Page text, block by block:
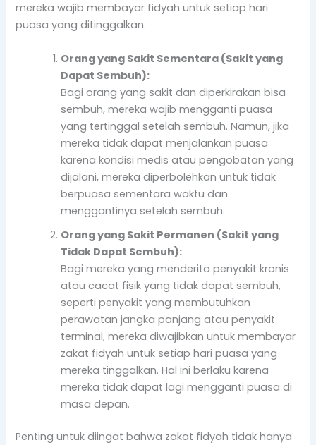
mereka wajib membayar fidyah untuk setiap hari
puasa yang ditinggalkan.
Orang yang Sakit Sementara (Sakit yang
Dapat Sembuh):
Bagi orang yang sakit dan diperkirakan bisa
sembuh, mereka wajib mengganti puasa
yang tertinggal setelah sembuh. Namun, jika
mereka tidak dapat menjalankan puasa
karena kondisi medis atau pengobatan yang
dijalani, mereka diperbolehkan untuk tidak
berpuasa sementara waktu dan
menggantinya setelah sembuh.
Orang yang Sakit Permanen (Sakit yang
Tidak Dapat Sembuh):
Bagi mereka yang menderita penyakit kronis
atau cacat fisik yang tidak dapat sembuh,
seperti penyakit yang membutuhkan
perawatan jangka panjang atau penyakit
terminal, mereka diwajibkan untuk membayar
zakat fidyah untuk setiap hari puasa yang
mereka tinggalkan. Hal ini berlaku karena
mereka tidak dapat lagi mengganti puasa di
masa depan.
Penting untuk diingat bahwa zakat fidyah tidak hanya